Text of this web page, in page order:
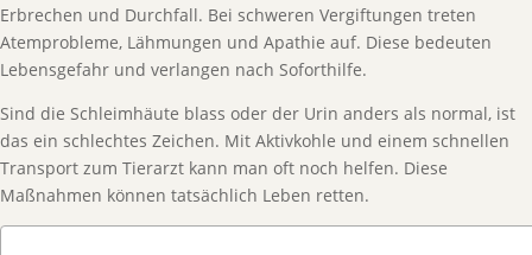
Erbrechen und Durchfall. Bei schweren Vergiftungen treten
Atemprobleme, Lähmungen und Apathie auf. Diese bedeuten
Lebensgefahr und verlangen nach Soforthilfe.
Sind die Schleimhäute blass oder der Urin anders als normal, ist
das ein schlechtes Zeichen. Mit Aktivkohle und einem schnellen
Transport zum Tierarzt kann man oft noch helfen. Diese
Maßnahmen können tatsächlich Leben retten.